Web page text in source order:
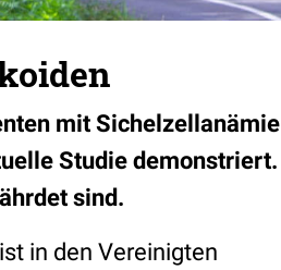
mit Sichelzellanämie
Studie demonstriert.
sind.
in den Vereinigten